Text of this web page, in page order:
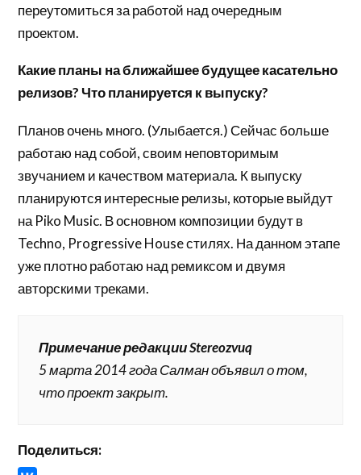
переутомиться за работой над очередным
проектом.
Какие планы на ближайшее будущее касательно
релизов? Что планируется к выпуску?
Планов очень много. (Улыбается.) Сейчас больше
работаю над собой, своим неповторимым
звучанием и качеством материала. К выпуску
планируются интересные релизы, которые выйдут
на Piko Music. В основном композиции будут в
Techno, Progressive House стилях. На данном этапе
уже плотно работаю над ремиксом и двумя
авторскими треками.
Примечание редакции Stereozvuq
5 марта 2014 года Салман объявил о том,
что проект закрыт.
Поделиться: